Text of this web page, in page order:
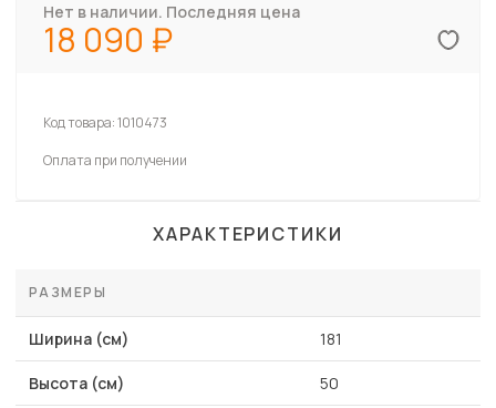
Нет в наличии. Последняя цена
18 090
Код товара:1010473
Оплата при получении
ХАРАКТЕРИСТИКИ
РАЗМЕРЫ
Ширина (см) 181
Высота (см) 50